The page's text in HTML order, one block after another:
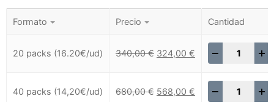
Formato Precio Cantidad
20 packs (16.20€/ud) 340,00€ 324,00 €
-
40 packs (14,20€/ud) 680,00€ 568,00 €
-